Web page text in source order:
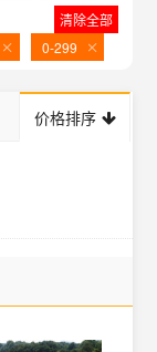
清除全部
0-299
价格排序